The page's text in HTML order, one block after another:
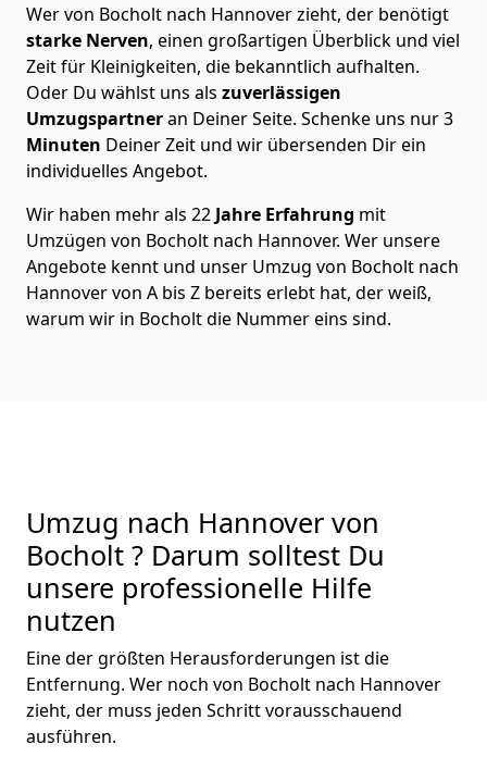
Wer von Bocholt nach Hannover zieht, der benötigt
starke Nerven, einen großartigen Überblick und viel
Zeit für Kleinigkeiten, die bekanntlich aufhalten.
Oder Du wählst uns als zuverlässigen
Umzugspartneran Deiner Seite. Schenke uns nur3
Minuten Deiner Zeit und wir übersenden Dir ein
individuelles Angebot.
Wir haben mehr als 22 Jahre Erfahrung mit
Umzügen von Bocholt nach Hannover. Wer unsere
Angebote kennt und unser Umzug von Bocholt nach
Hannover von A bis Z bereits erlebt hat, der weiß,
warum wir in Bocholt die Nummer eins sind.
Umzug nach Hannover von
Bocholt ? Darum solltest Du
unsere professionelle Hilfe
nutzen
Eine der größten Herausforderungen ist die
Entfernung. Wer noch von Bocholt nach Hannover
zieht, der muss jeden Schritt vorausschauend
ausführen.